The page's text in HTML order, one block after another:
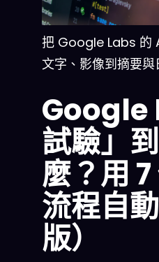
把 Google Labs 的
文字、影像到摘要
Google
試驗」
麼？用
流程自
版）